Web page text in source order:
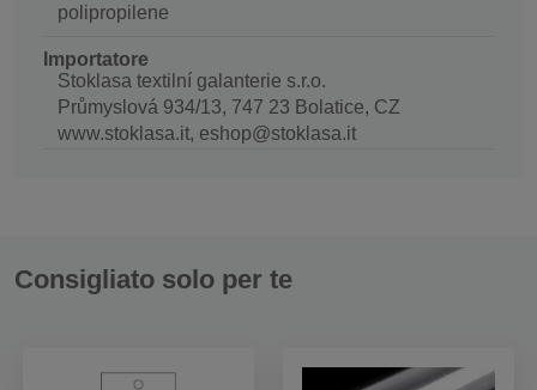
polipropilene
Importatore
Stoklasa textilní galanterie s.r.o.
Průmyslová 934/13, 747 23 Bolatice, CZ
www.stoklasa.it, eshop@stoklasa.it
Consigliato solo per te